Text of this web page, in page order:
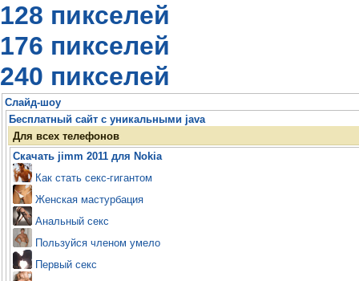
128 пикселей
176 пикселей
240 пикселей
Слайд-шоу
Бесплатный сайт с уникальными java
Для всех телефонов
Скачать jimm 2011 для Nokia
Как стать секс-гигантом
Женская мастурбация
Анальный секс
Пользуйся членом умело
Первый секс